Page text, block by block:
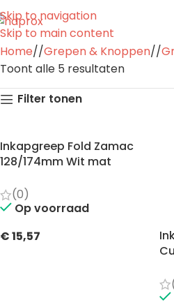
Skip to navigation
Skip to main content
Home/ Grepen & Knoppen/
Toont alle 5 resultaten
Filter tonen
Inkapgreep Fold Zamac
128/174mm Wit mat
(0)
Op voorraad
€15,57